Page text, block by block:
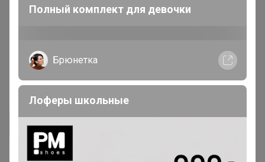
Главная
Члены клуба
korotkihnat
Гений СП
Полный комплект для девочки
Брюнетка
Лоферы школьные